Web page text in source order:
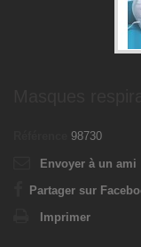
98730
Envoyer à un ami
Partager sur
Imprimer